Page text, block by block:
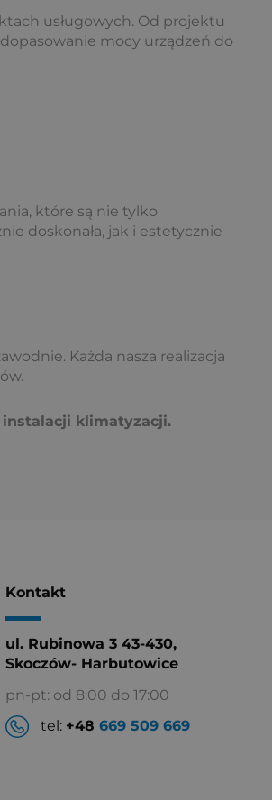
usługowych. Od projektu
mocy urządzeń do
które są nie tylko
doskonała, jak i estetycznie
Każda nasza realizacja
instalacji klimatyzacji.
Kontakt
ul. Rubinowa 3 43-430,
Skoczów- Harbutowice
pn-pt: od 8:00 do 17:00
tel: +48 669 509 669